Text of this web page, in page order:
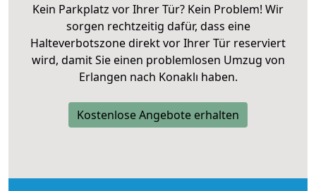
Kein Parkplatz vor Ihrer Tür? Kein Problem! Wir
sorgen rechtzeitig dafür, dass eine
Halteverbotszone direkt vor Ihrer Tür reserviert
wird, damit Sie einen problemlosen Umzug von
Erlangen nach Konaklı haben.
Kostenlose Angebote erhalten